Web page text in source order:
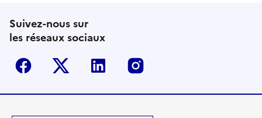
Suivez-nous sur
les réseaux sociaux
Facebook Twitter-X Linkedin